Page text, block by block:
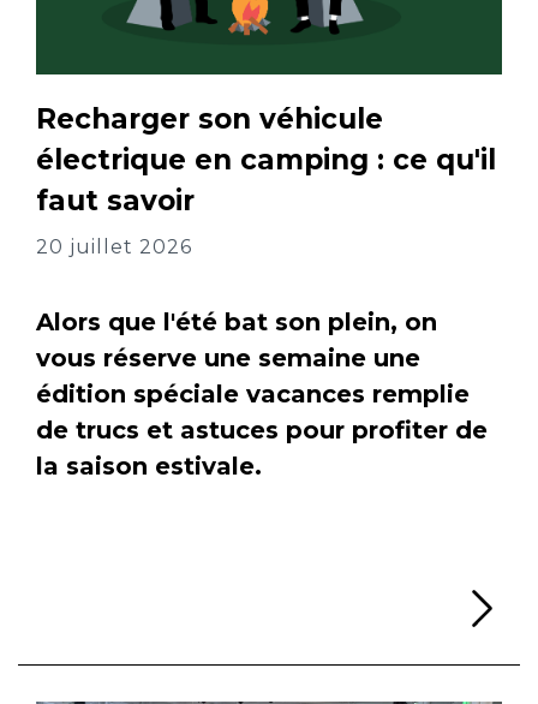
Recharger son véhicule
électrique en camping : ce qu'il
faut savoir
20 juillet 2026
Alors que l'été bat son plein, on
vous réserve une semaine une
édition spéciale vacances remplie
de trucs et astuces pour profiter de
la saison estivale.